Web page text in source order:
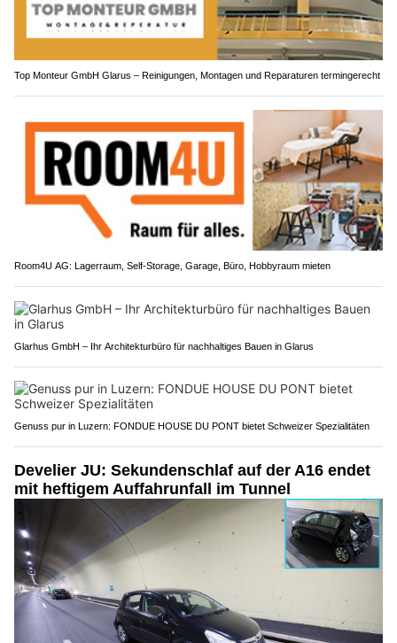
Top Monteur GmbH Glarus – Reinigungen, Montagen und Reparaturen termingerecht
Room4U AG: Lagerraum, Self-Storage, Garage, Büro, Hobbyraum mieten
Glarhus GmbH – Ihr Architekturbüro für nachhaltiges Bauen in Glarus
Genuss pur in Luzern: FONDUE HOUSE DU PONT bietet Schweizer Spezialitäten
Develier JU: Sekundenschlaf auf der A16 endet
mit heftigem Auffahrunfall im Tunnel